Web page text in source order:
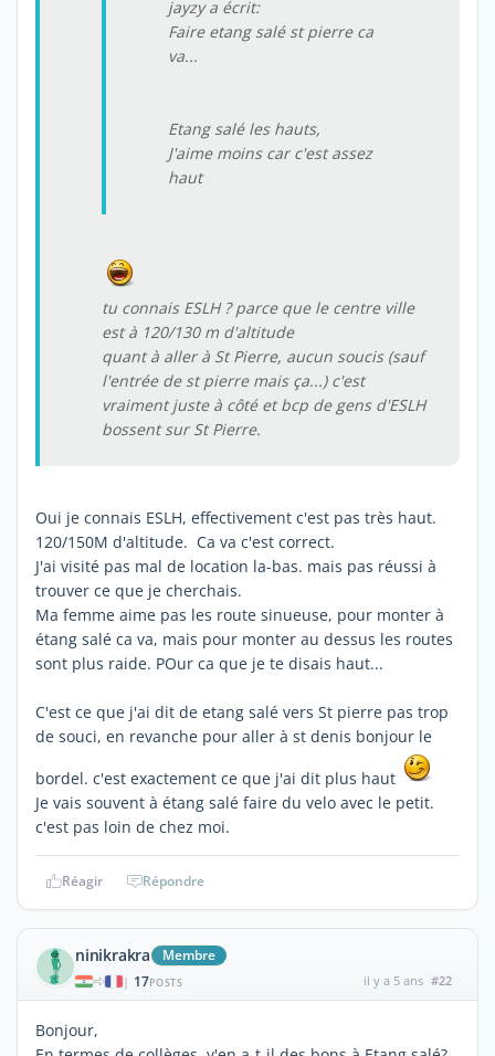
jayzy a écrit:
Faire etang salé st pierre ca
va...
Etang salé les hauts,
J'aime moins car c'est assez
haut
tu connais ESLH ? parce que le centre ville
est à 120/130 m d'altitude
quant à aller à St Pierre, aucun soucis (sauf
l'entrée de st pierre mais ça...) c'est
vraiment juste à côté et bcp de gens d'ESLH
bossent sur St Pierre.
Oui je connais ESLH, effectivement c'est pas très haut.
120/150M d'altitude. Ca va c'est correct.
J'ai visité pas mal de location la-bas. mais pas réussi à
trouver ce que je cherchais.
Ma femme aime pas les route sinueuse, pour monter à
étang salé ca va, mais pour monter au dessus les routes
sont plus raide. POur ca que je te disais haut...
C'est ce que j'ai dit de etang salé vers St pierre pas trop
de souci, en revanche pour aller à st denis bonjour le
bordel. c'est exactement ce que j'ai dit plus haut
Je vais souvent à étang salé faire du velo avec le petit.
c'est pas loin de chez moi.
Réagir Répondre
ninikrakra Membre
| 17POSTS il y a 5 ans #22
Bonjour,